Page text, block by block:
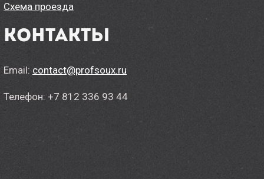
Схема проезда
Контакты
Email: contact@profsoux.ru
Телефон: +7 812 336 93 44